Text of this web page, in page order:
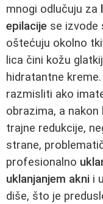
mnogi odlučuju za
epilacije se izvode
oštećuju okolno
lica čini kožu
hidratantne kreme.
razmisliti ako
obrazima, a nakon
trajne redukcije,
strane,
profesionalno
uklanjanjem akni i
diše, što je